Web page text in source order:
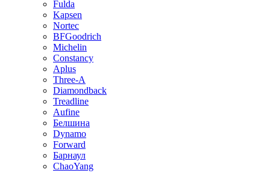
Fulda
Kapsen
Nortec
BFGoodrich
Michelin
Constancy
Aplus
Three-A
Diamondback
Treadline
Aufine
Белшина
Dynamo
Forward
Барнаул
ChaoYang